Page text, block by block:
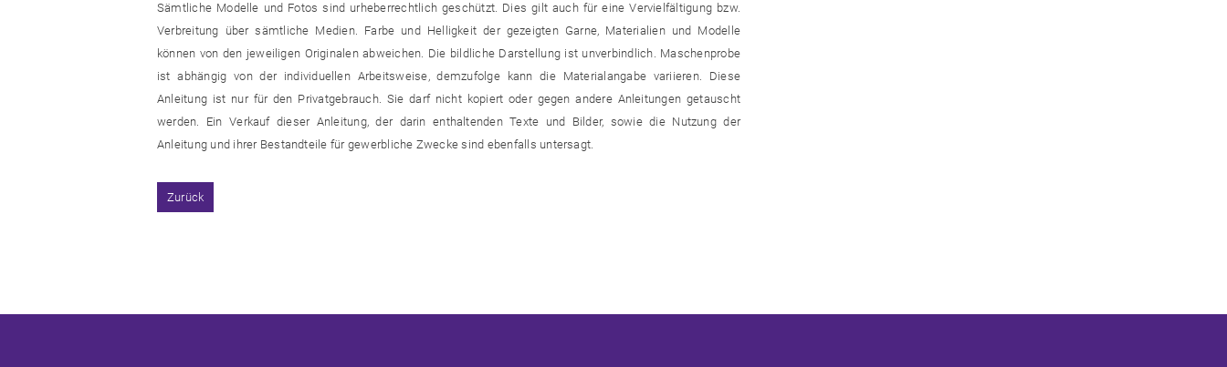
Sämtliche Modelle und Fotos sind urheberrechtlich geschützt. Dies gilt auch für eine Vervielfältigung bzw.
Verbreitung über sämtliche Medien. Farbe und Helligkeit der gezeigten Garne, Materialien und Modelle
können von den jeweiligen Originalen abweichen. Die bildliche Darstellung ist unverbindlich. Maschenprobe
ist abhängig von der individuellen Arbeitsweise, demzufolge kann die Materialangabe variieren. Diese
Anleitung ist nur für den Privatgebrauch. Sie darf nicht kopiert oder gegen andere Anleitungen getauscht
werden. Ein Verkauf dieser Anleitung, der darin enthaltenden Texte und Bilder, sowie die Nutzung der
Anleitung und ihrer Bestandteile für gewerbliche Zwecke sind ebenfalls untersagt.
Zurück